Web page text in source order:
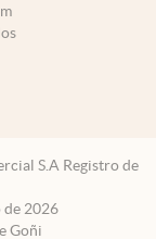
S.A Registro de
de 2026
Goñi